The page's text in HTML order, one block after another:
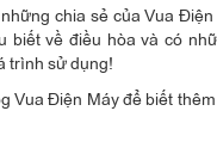
chia sẻ của Vua
biết về điều hòa và có
trình sử dụng!
Vua Điện Máy để biết